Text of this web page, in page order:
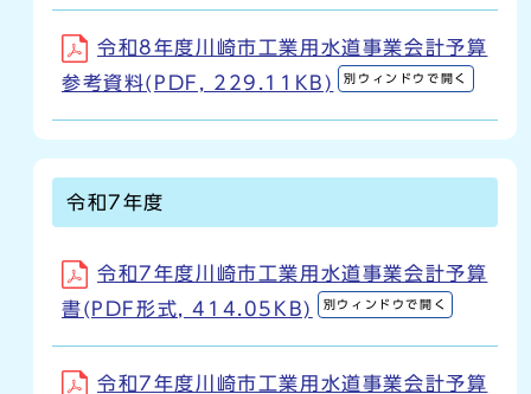
令和8年度川崎市工業用水道事業会計予算
参考資料(PDF, 229.11KB)
別ウィンドウで開く
令和7年度
令和7年度川崎市工業用水道事業会計予算
書(PDF形式, 414.05KB)
別ウィンドウで開く
令和7年度川崎市工業用水道事業会計予算